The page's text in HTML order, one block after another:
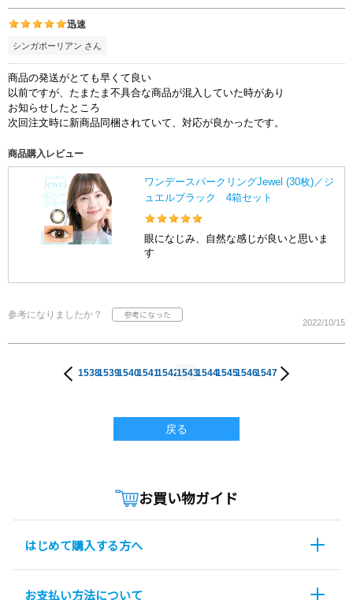
迅速
シンガポーリアン さん
商品の発送がとても早くて良い
以前ですが、たまたま不具合な商品が混入していた時があり
お知らせしたところ
次回注文時に新商品同梱されていて、対応が良かったです。
商品購入レビュー
ワンデースパークリングJewel (30枚)／ジ
ュエルブラック 4箱セット
眼になじみ、自然な感じが良いと思いま
す
参考になりましたか？
2022/10/15
1538153915401541154215431544154515461547
戻る
お買い物ガイド
はじめて購入する方へ
お支払い方法について